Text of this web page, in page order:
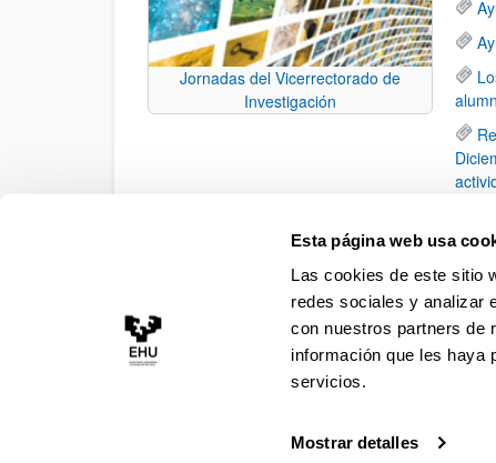
Esta página web usa
Las cookies de este sitio
redes sociales y analizar
con nuestros partners de
información que les haya
servicios.
Mostrar detalles
Jornadas del Vicerrectorado de
Investigación